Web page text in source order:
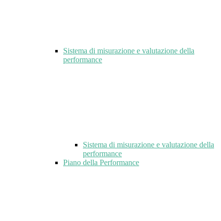
Sistema di misurazione e valutazione della
performance
Sistema di misurazione e valutazione della
performance
Piano della Performance